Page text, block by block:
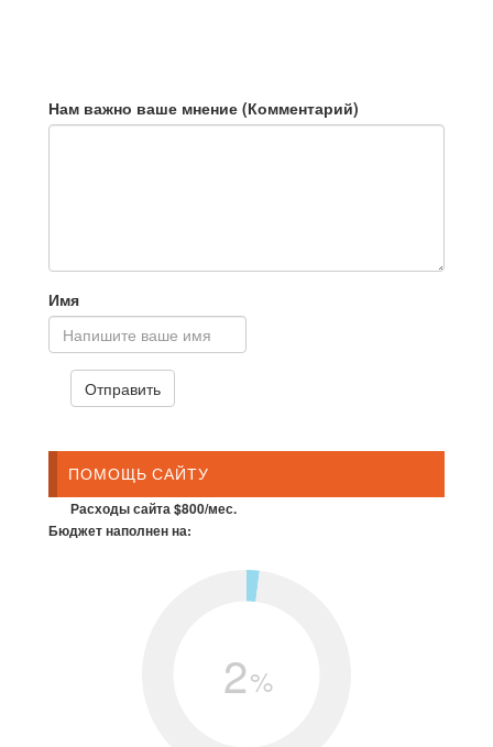
Нам важно ваше мнение (Комментарий)
Имя
ПОМОЩЬ САЙТУ
Расходы сайта $800/мес.
Бюджет наполнен на:
2%